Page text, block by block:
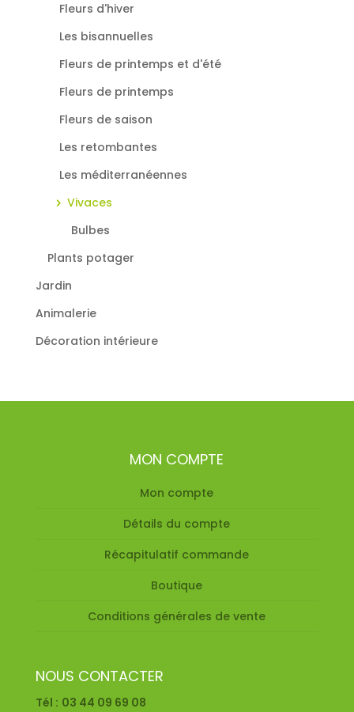
Fleurs d'hiver
Les bisannuelles
Fleurs de printemps et d'été
Fleurs de printemps
Fleurs de saison
Les retombantes
Les méditerranéennes
Vivaces
Bulbes
Plants potager
Jardin
Animalerie
Décoration intérieure
MON COMPTE
Mon compte
Détails du compte
Récapitulatif commande
Boutique
Conditions générales de vente
NOUS CONTACTER
Tél : 03 44 09 69 08